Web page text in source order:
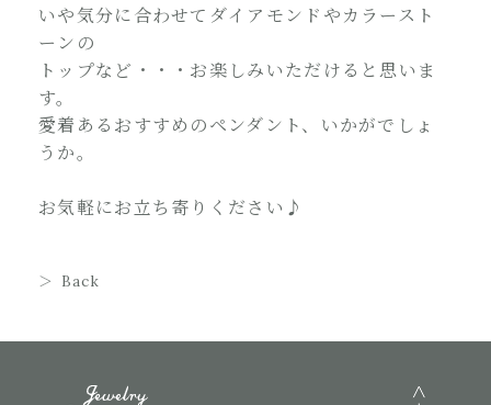
いや気分に合わせてダイアモンドやカラースト
ーンの
トップなど・・・お楽しみいただけると思いま
す。
愛着あるおすすめのペンダント、いかがでしょ
うか。
お気軽にお立ち寄りください♪
Back